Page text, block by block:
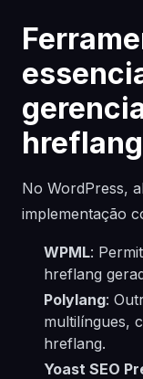
No WordPress,
implementação
WPML:
hreflang
Polylang:
multilíngues,
hreflang.
Yoast SEO